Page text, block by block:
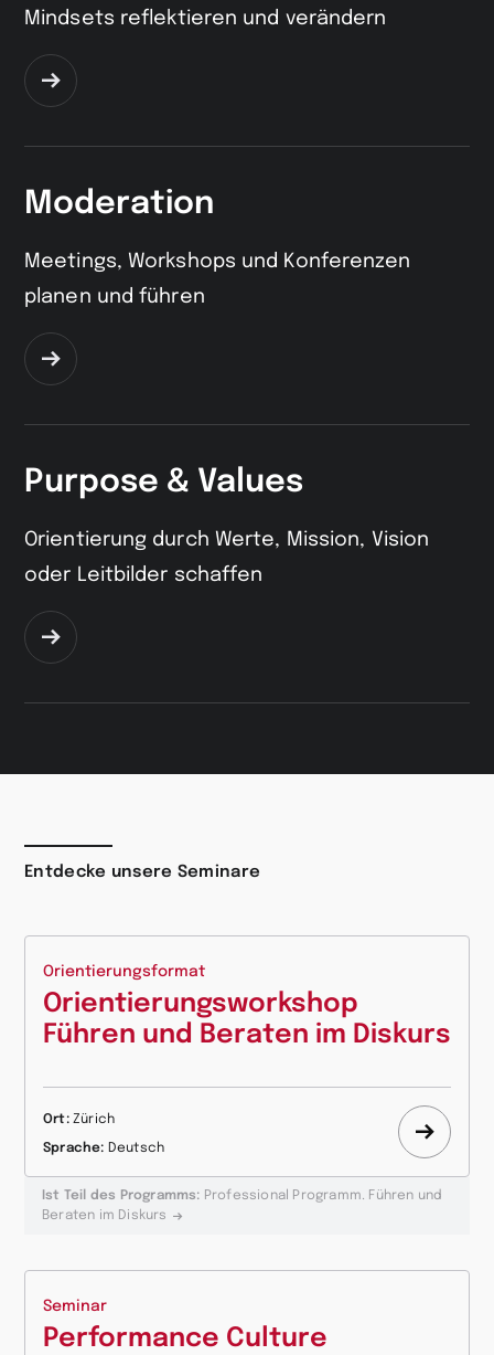
Mindsets reflektieren und verändern
Zur
Moderation
Meetings, Workshops und Konferenzen
planen und führen
Zur
Purpose & Values
Orientierung durch Werte, Mission, Vision
oder Leitbilder schaffen
Zur
Entdecke unsere Seminare
Orientierungsformat
Orientierungsworkshop
Führen und Beraten im Diskurs
Ort: Zürich
Sprache: Deutsch
Mehr
Ist Teil des Programms: Professional Programm. Führen und
Beraten im Diskurs
Seminar
Performance Culture